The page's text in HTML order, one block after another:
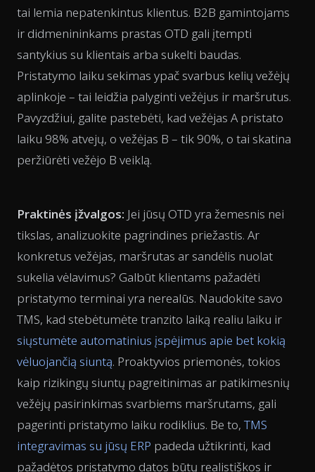
tai lemia nepatenkintus klientus. B2B gamintojams
ir didmenininkams prastas OTD gali įtempti
santykius su klientais arba sukelti baudas.
Pristatymo laiku sekimas ypač svarbus kelių vežėjų
aplinkoje – tai leidžia palyginti vežėjus ir maršrutus.
Pavyzdžiui, galite pastebėti, kad vežėjas A pristato
laiku 98% atvejų, o vežėjas B – tik 90%, o tai skatina
peržiūrėti vežėjo B veiklą.
Praktinės įžvalgos: Jei jūsų OTD yra žemesnis nei
tikslas, analizuokite pagrindines priežastis. Ar
konkretus vežėjas, maršrutas ar sandėlis nuolat
sukelia vėlavimus? Galbūt klientams pažadėti
pristatymo terminai yra nerealūs. Naudokite savo
TMS, kad stebėtumėte tranzito laiką realiu laiku ir
siųstumėte automatinius įspėjimus apie bet kokią
vėluojančią siuntą. Proaktyvios priemonės, tokios
kaip rizikingų siuntų pagreitinimas ar patikimesnių
vežėjų pasirinkimas svarbiems maršrutams, gali
pagerinti pristatymo laiku rodiklius. Be to, TMS
integravimas su jūsų ERP padeda užtikrinti, kad
pažadėtos pristatymo datos būtų realistiškos ir